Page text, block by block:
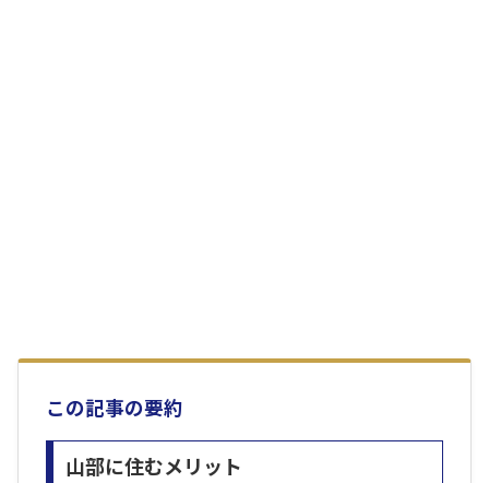
この記事の要約
山部に住むメリット